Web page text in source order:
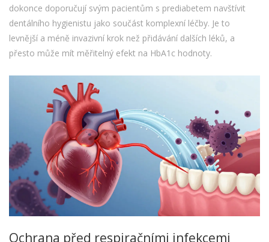
dokonce doporučují svým pacientům s prediabetem navštívit
dentálního hygienistu jako součást komplexní léčby. Je to
levnější a méně invazivní krok než přidávání dalších léků, a
přesto může mít měřitelný efekt na HbA1c hodnoty.
Ochrana před respiračními infekcemi